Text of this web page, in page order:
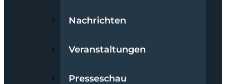
Nachrichten
Veranstaltungen
Presseschau